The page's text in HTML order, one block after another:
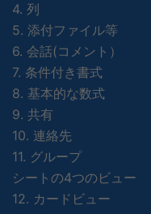
4. 列
5. 添付ファイル等
6. 会話(コメント）
7. 条件付き書式
8. 基本的な数式
9. 共有
10. 連絡先
11. グループ
シートの4つのビュー
12. カードビュー